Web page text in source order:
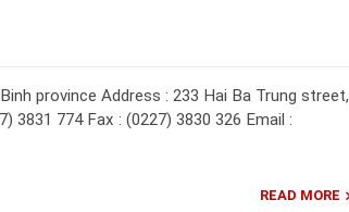
province Address : 233 Hai Ba Trung street,
3831 774 Fax : (0227) 3830 326 Email :
READ MORE